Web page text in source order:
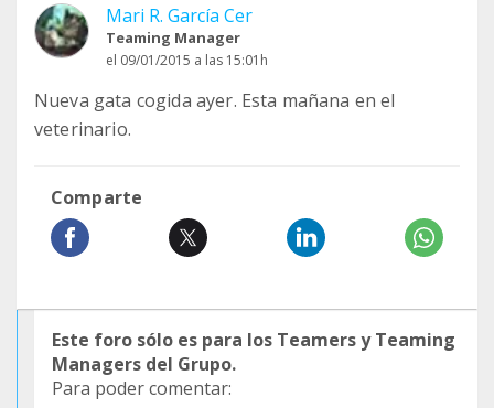
Mari R. García Cer
Teaming Manager
el 09/01/2015 a las 15:01h
Nueva gata cogida ayer. Esta mañana en el
veterinario.
Comparte
Este foro sólo es para los Teamers y Teaming
Managers del Grupo.
Para poder comentar: